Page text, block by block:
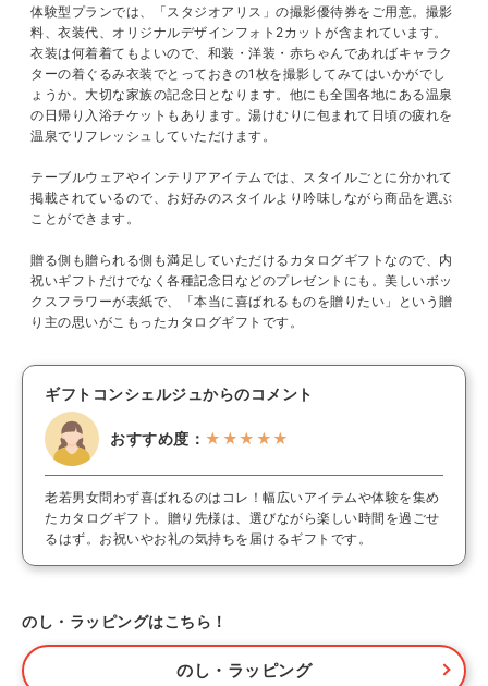
体験型プランでは、「スタジオアリス」の撮影優待券をご用意。撮影
料、衣装代、オリジナルデザインフォト2カットが含まれています。
衣装は何着着てもよいので、和装・洋装・赤ちゃんであればキャラク
ターの着ぐるみ衣装でとっておきの1枚を撮影してみてはいかがでし
ょうか。大切な家族の記念日となります。他にも全国各地にある温泉
の日帰り入浴チケットもあります。湯けむりに包まれて日頃の疲れを
温泉でリフレッシュしていただけます。
テーブルウェアやインテリアアイテムでは、スタイルごとに分かれて
掲載されているので、お好みのスタイルより吟味しながら商品を選ぶ
ことができます。
贈る側も贈られる側も満足していただけるカタログギフトなので、内
祝いギフトだけでなく各種記念日などのプレゼントにも。美しいボッ
クスフラワーが表紙で、「本当に喜ばれるものを贈りたい」という贈
り主の思いがこもったカタログギフトです。
ギフトコンシェルジュからのコメント
おすすめ度： ★★★★★
老若男女問わず喜ばれるのはコレ！幅広いアイテムや体験を集め
たカタログギフト。贈り先様は、選びながら楽しい時間を過ごせ
るはず。お祝いやお礼の気持ちを届けるギフトです。
のし・ラッピングはこちら！
のし・ラッピング